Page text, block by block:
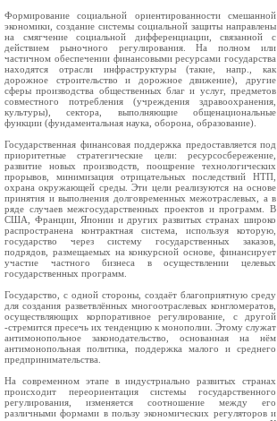
Формирование социальной ориентированности смешанной
экономики, создание системы социальной защиты направлены
на смягчение социальной дифференциации, связанной с
действием рыночного регулирования. На полном или
частичном обеспечении финансовыми ресурсами государства
находятся отрасли инфраструктуры (такие, напр., как
дорожное строительство и дорожное движение), другие
сферы производства общественных благ и услуг, предметов
совместного потребления (учреждения здравоохранения,
культуры), сектора, выполняющие общенациональные
функции (фундаментальная наука, оборона, образование).
Государственная финансовая поддержка предоставляется под
приоритетные стратегические цели: ресурсосбережение,
развитие новых производств, поощрение технологических
прорывов, минимизация отрицательных последствий НТП,
охрана окружающей среды. Эти цели реализуются на основе
принятия и выполнения долговременных межотраслевых, а в
ряде случаев межгосударственных проектов и программ. В
США, Франции, Японии и других развитых странах широко
распространена контрактная система, используя которую,
государство через систему государственных заказов,
подрядов, размещаемых на конкурсной основе, финансирует
участие частного бизнеса в осуществлении целевых
государственных программ.
Государство, с одной стороны, создаёт благоприятную среду
для создания разветвлённых многоотраслевых конгломератов,
осуществляющих корпоративное регулирование, с другой
-стремится пресечь их тенденцию к монополии. Этому служат
антимонопольное законодательство, основанная на нём
антимонопольная политика, поддержка малого и среднего
предпринимательства.
На современном этапе в индустриально развитых странах
происходит переориентация системы государственного
регулирования, изменяется соотношение между его
различными формами в пользу экономических регуляторов и